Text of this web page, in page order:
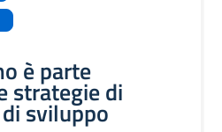
è parte
strategie di
sviluppo